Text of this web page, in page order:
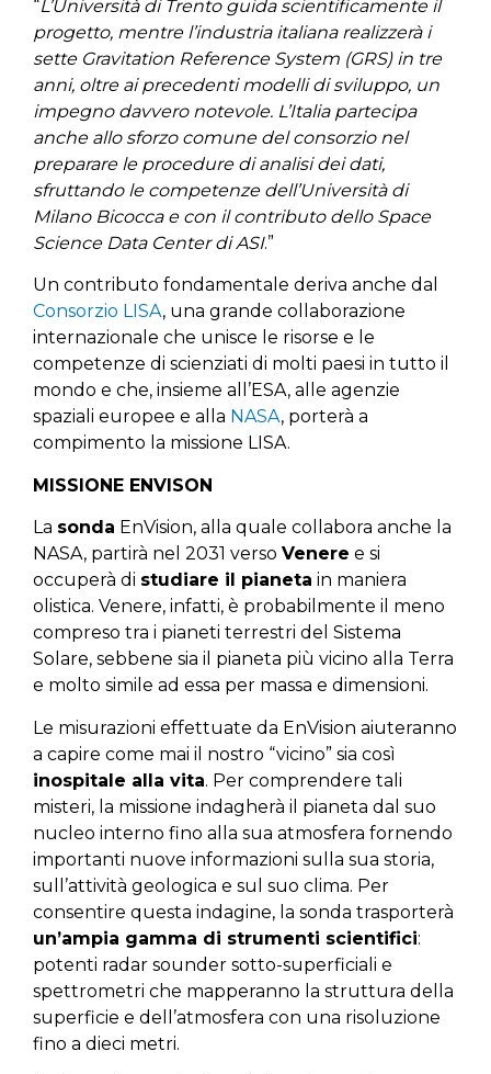
“L’Università di Trento guida scientificamente il
progetto, mentre l’industria italiana realizzerà i
sette Gravitation Reference System (GRS) in tre
anni, oltre ai precedenti modelli di sviluppo, un
impegno davvero notevole. L’Italia partecipa
anche allo sforzo comune del consorzio nel
preparare le procedure di analisi dei dati,
sfruttando le competenze dell’Università di
Milano Bicocca e con il contributo dello Space
Science Data Center di ASI.”
Un contributo fondamentale deriva anche dal
Consorzio LISA, una grande collaborazione
internazionale che unisce le risorse e le
competenze di scienziati di molti paesi in tutto il
mondo e che, insieme all’ESA, alle agenzie
spaziali europee e alla NASA, porterà a
compimento la missione LISA.
MISSIONE ENVISON
La sonda EnVision, alla quale collabora anche la
NASA, partirà nel 2031 verso Venere e si
occuperà di studiare il pianeta in maniera
olistica. Venere, infatti, è probabilmente il meno
compreso tra i pianeti terrestri del Sistema
Solare, sebbene sia il pianeta più vicino alla Terra
e molto simile ad essa per massa e dimensioni.
Le misurazioni effettuate da EnVision aiuteranno
a capire come mai il nostro “vicino” sia così
inospitale alla vita. Per comprendere tali
misteri, la missione indagherà il pianeta dal suo
nucleo interno fino alla sua atmosfera fornendo
importanti nuove informazioni sulla sua storia,
sull’attività geologica e sul suo clima. Per
consentire questa indagine, la sonda trasporterà
un’ampia gamma di strumenti scientifici:
potenti radar sounder sotto-superficiali e
spettrometri che mapperanno la struttura della
superficie e dell’atmosfera con una risoluzione
fino a dieci metri.